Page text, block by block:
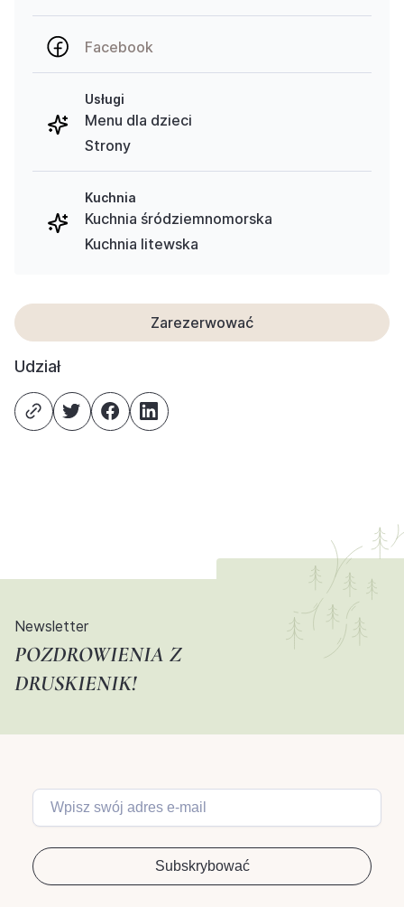
Facebook
Usługi
Menu dla dzieci
Strony
Kuchnia
Kuchnia śródziemnomorska
Kuchnia litewska
Zarezerwować
Udział
Newsletter
POZDROWIENIA Z
DRUSKIENIK!